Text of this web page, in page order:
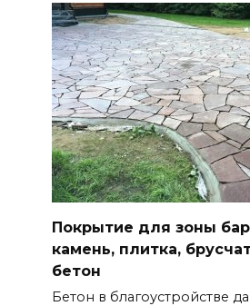
Покрытие для зоны
камень, плитка,
бетон
Бетон в благоустройстве